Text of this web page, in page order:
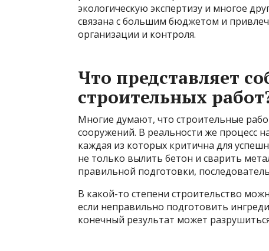
экологическую экспертизу и многое
связана с большим бюджетом и
организации и контроля.
Что представляет
строительных
Многие думают, что строительные
сооружений. В реальности же процесс
каждая из которых критична для
не только вылить бетон и сварить
правильной подготовки,
В какой-то степени строительство
если неправильно подготовить
конечный результат может